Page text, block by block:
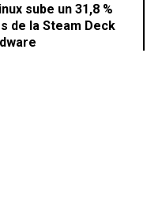
sube un 31,8 %
de la Steam Deck